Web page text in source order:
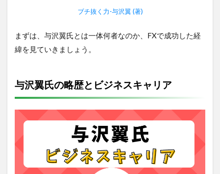
ブチ抜く力-与沢翼 (著)
まずは、与沢翼氏とは一体何者なのか、FXで成功した経
緯を見ていきましょう。
与沢翼氏の略歴とビジネスキャリア